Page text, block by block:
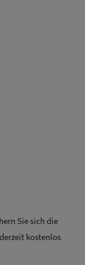
Sie sich die
kostenlos